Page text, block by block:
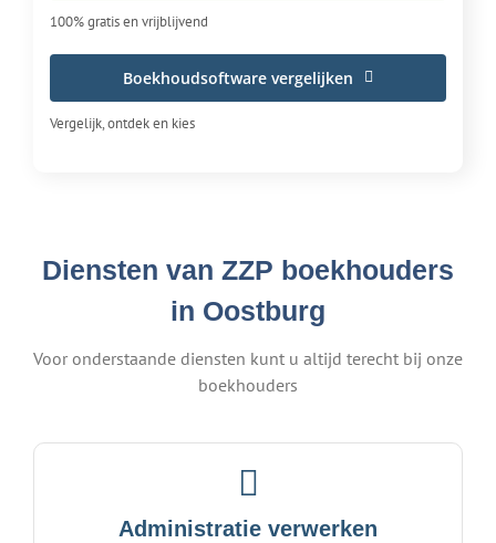
100% gratis en vrijblijvend
Boekhoudsoftware vergelijken
Vergelijk, ontdek en kies
Diensten van ZZP boekhouders
in Oostburg
Voor onderstaande diensten kunt u altijd terecht bij onze
boekhouders
Administratie verwerken